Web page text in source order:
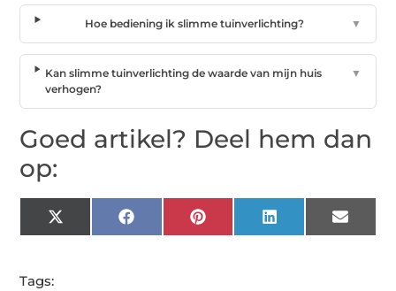
Hoe bediening ik slimme tuinverlichting? ▼
Kan slimme tuinverlichting de waarde van mijn huis
verhogen?
▼
Goed artikel? Deel hem dan
op:
X
Facebook Pinterest LinkedIn Email
Tags: